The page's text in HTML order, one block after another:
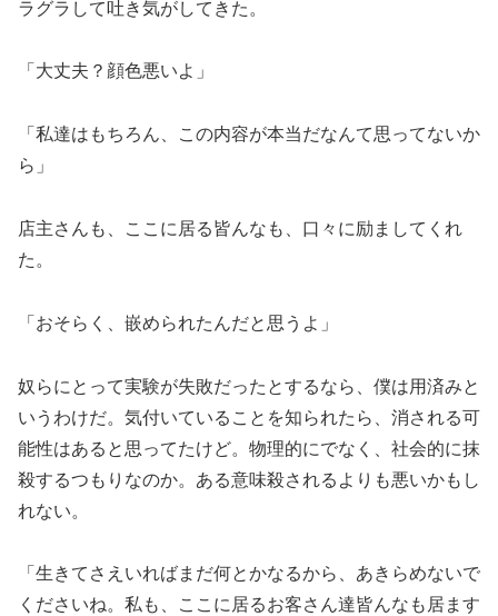
ラグラして吐き気がしてきた。
「大丈夫？顔色悪いよ」
「私達はもちろん、この内容が本当だなんて思ってないか
ら」
店主さんも、ここに居る皆んなも、口々に励ましてくれ
た。
「おそらく、嵌められたんだと思うよ」
奴らにとって実験が失敗だったとするなら、僕は用済みと
いうわけだ。気付いていることを知られたら、消される可
能性はあると思ってたけど。物理的にでなく、社会的に抹
殺するつもりなのか。ある意味殺されるよりも悪いかもし
れない。
「生きてさえいればまだ何とかなるから、あきらめないで
くださいね。私も、ここに居るお客さん達皆んなも居ます